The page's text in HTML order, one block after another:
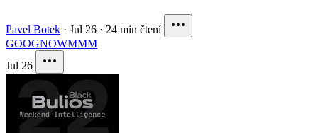
Pavel Botek · Jul 26 · 24 min čtení
GOOGNOWMMM
Jul 26